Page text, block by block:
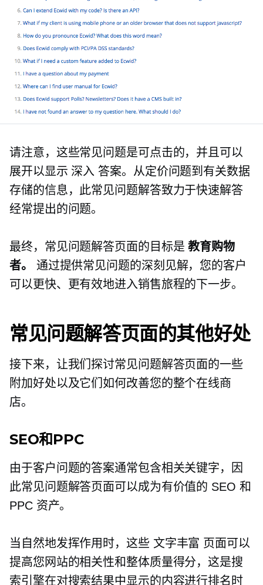
请注意，这些常见问题是可点击的，并且可以
展开以显示 深入 答案。从定价问题到有关数据
存储的信息，此常见问题解答致力于快速解答
经常提出的问题。
最终，常见问题解答页面的目标是教育购物
者。
通过提供常见问题的深刻见解，您的客户
可以更快、更有效地进入销售旅程的下一步。
常见问题解答页面的其他好处
接下来，让我们探讨常见问题解答页面的一些
附加好处以及它们如何改善您的整个在线商
店。
SEO和PPC
由于客户问题的答案通常包含相关关键字，因
此常见问题解答页面可以成为有价值的 SEO 和
PPC 资产。
当自然地发挥作用时，这些 文字丰富 页面可以
提高您网站的相关性和整体质量得分，这是搜
索引擎在对搜索结果中显示的内容进行排名时